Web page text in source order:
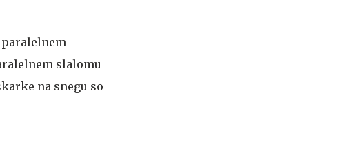
paralelnem
slalomu
na snegu so